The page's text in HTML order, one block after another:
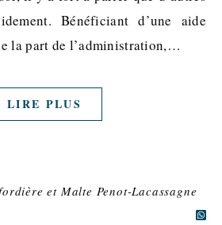
Bénéficiant d’une aide
la part de l’administration,…
LIRE PLUS
et Malte Penot-Lacassagne